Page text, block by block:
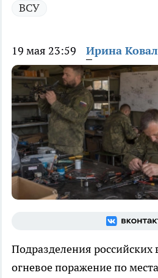
ВСУ
19 мая 23:59 Ирина
Подразделения российских
огневое поражение по